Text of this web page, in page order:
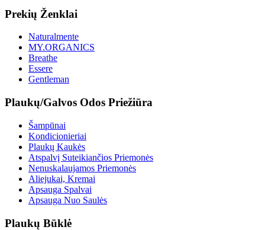
Prekių Ženklai
Naturalmente
MY.ORGANICS
Breathe
Essere
Gentleman
Plaukų/Galvos Odos Priežiūra
Šampūnai
Kondicionieriai
Plaukų Kaukės
Atspalvį Suteikiančios Priemonės
Nenuskalaujamos Priemonės
Aliejukai, Kremai
Apsauga Spalvai
Apsauga Nuo Saulės
Plaukų Būklė